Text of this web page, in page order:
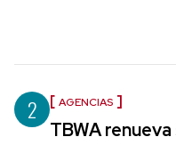
2 AGENCIAS
TBWA